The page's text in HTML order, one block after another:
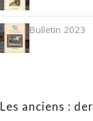
Bulletin 2023
Les anciens :